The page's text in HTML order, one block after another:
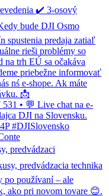
predvádzaci